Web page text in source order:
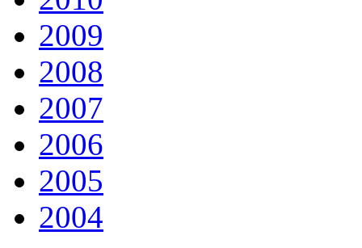
2009
2008
2007
2006
2005
2004